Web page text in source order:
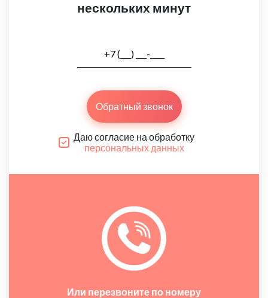
нескольких минут
Обратный звонок
Даю согласие на обработку
персональных данных
Или перезвоните по номеру